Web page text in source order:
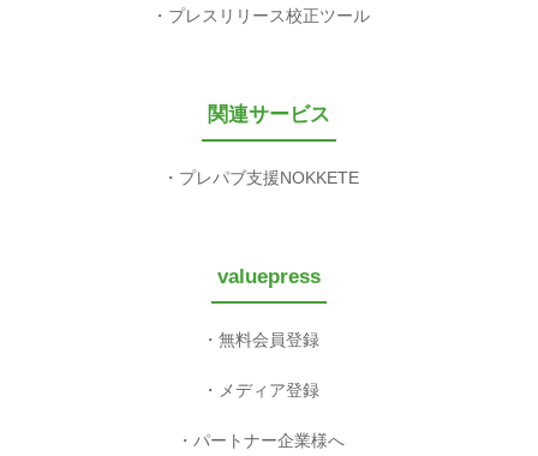
プレスリリース校正ツール
関連サービス
プレパブ支援NOKKETE
valuepress
無料会員登録
メディア登録
パートナー企業様へ